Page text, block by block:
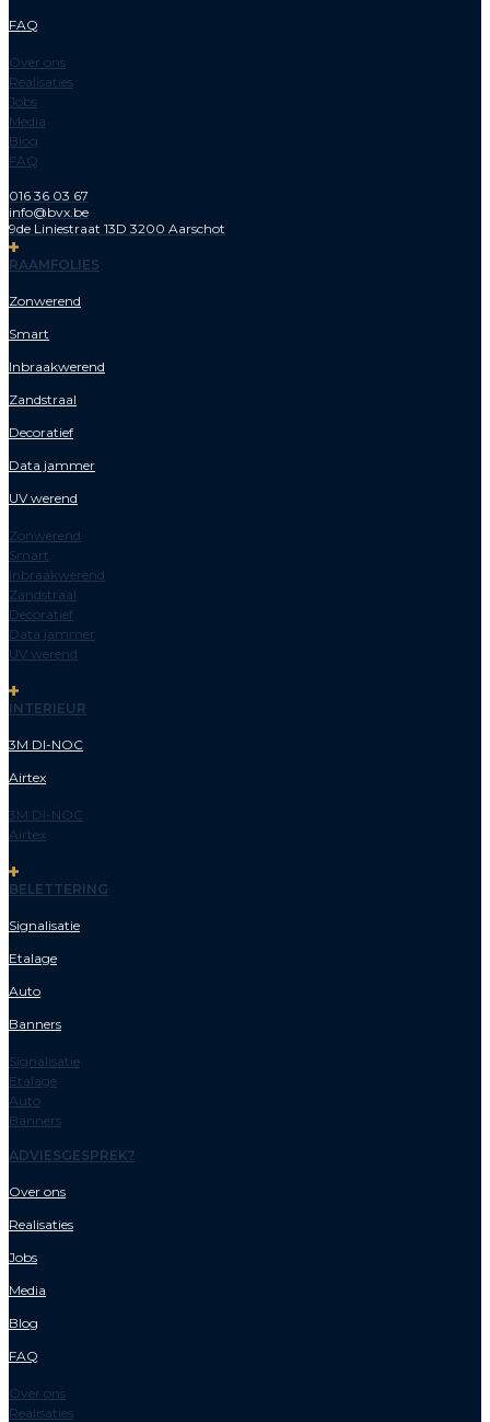
FAQ
Over ons
Realisaties
Jobs
Media
Blog
FAQ
016 36 03 67
info@bvx.be
9de Liniestraat 13D 3200 Aarschot
RAAMFOLIES
Zonwerend
Smart
Inbraakwerend
Zandstraal
Decoratief
Data jammer
UV werend
Zonwerend
Smart
Inbraakwerend
Zandstraal
Decoratief
Data jammer
UV werend
INTERIEUR
3M DI-NOC
Airtex
3M DI-NOC
Airtex
BELETTERING
Signalisatie
Etalage
Auto
Banners
Signalisatie
Etalage
Auto
Banners
ADVIESGESPREK?
Over ons
Realisaties
Jobs
Media
Blog
FAQ
Over ons
Realisaties